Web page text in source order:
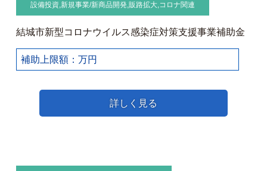
設備投資,新規事業/新商品開発,販路拡大,コロナ関連
結城市新型コロナウイルス感染症対策支援事業補助金
補助上限額：万円
詳しく見る